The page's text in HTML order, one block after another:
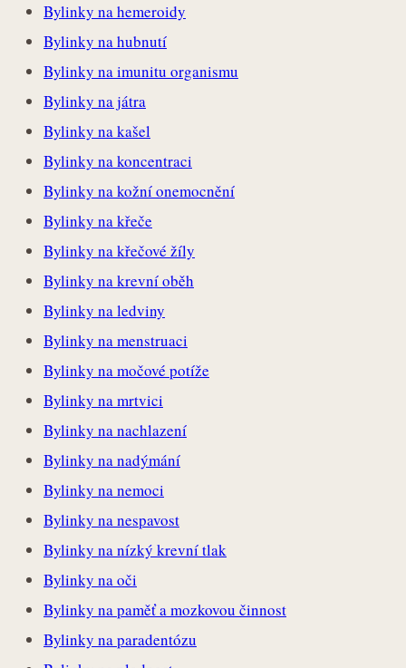
Bylinky na hemeroidy
Bylinky na hubnutí
Bylinky na imunitu organismu
Bylinky na játra
Bylinky na kašel
Bylinky na koncentraci
Bylinky na kožní onemocnění
Bylinky na křeče
Bylinky na křečové žíly
Bylinky na krevní oběh
Bylinky na ledviny
Bylinky na menstruaci
Bylinky na močové potíže
Bylinky na mrtvici
Bylinky na nachlazení
Bylinky na nadýmání
Bylinky na nemoci
Bylinky na nespavost
Bylinky na nízký krevní tlak
Bylinky na oči
Bylinky na paměť a mozkovou činnost
Bylinky na paradentózu